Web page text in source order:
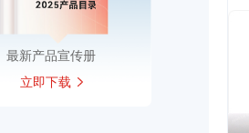
最新产品宣传册
立即下载